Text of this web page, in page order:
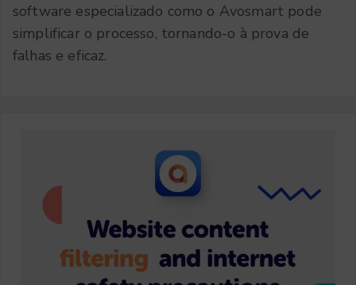
software especializado como o Avosmart pode
simplificar o processo, tornando-o à prova de
falhas e eficaz.